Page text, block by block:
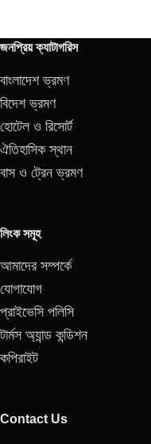
জনপ্রিয় ক্যাটাগরিস
বাংলাদেশ ভ্রমণ
বিদেশ ভ্রমণ
হোটেল ও রিসোর্ট
ঐতিহাসিক স্থান
বাস ও ট্রেন ভ্রমণ
লিংক সমূহ
আমাদের সম্পর্কে
যোগাযোগ
প্রাইভেসি পলিসি
টার্মস অ্যান্ড কন্ডিশন
কপিরাইট
Contact Us